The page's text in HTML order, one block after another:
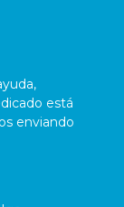
está
enviando